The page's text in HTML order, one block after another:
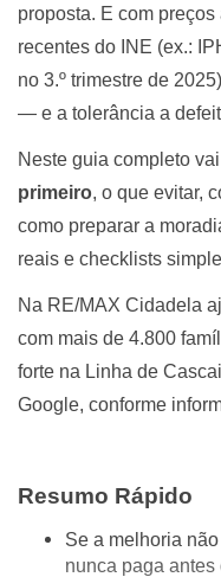
proposta. E com
recentes do INE (ex.:
no 3.º trimestre de
— e a tolerância a
Neste guia completo
primeiro, o que evitar,
como preparar a
reais e checklists
Na RE/MAX Cidadela
com mais de 4.800
forte na Linha de
Google, conforme
Resumo Rápido
Se a melhoria
nunca paga antes